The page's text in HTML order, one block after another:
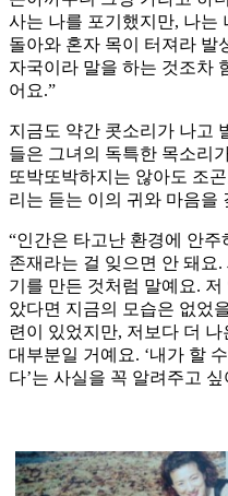
사는 나를 포기했지만, 나는
돌아와 혼자 목이 터져라 발
자국이라 말을 하는 것조차
어요.”
지금도 약간 콧소리가 나고
들은 그녀의 독특한 목소리
또박또박하지는 않아도 조
리는 듣는 이의 귀와 마음을
“인간은 타고난 환경에 안
존재라는 걸 잊으면 안 돼요
기를 만든 것처럼 말예요.
았다면 지금의 모습은 없었
련이 있었지만, 저보다 더
대부분일 거예요. ‘내가 할
다’는 사실을 꼭 알려주고 싶